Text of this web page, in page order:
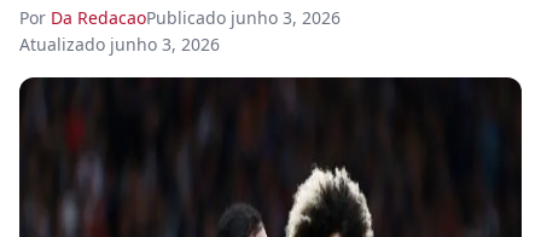
Por Da RedacaoPublicado junho 3, 2026
Atualizado junho 3, 2026